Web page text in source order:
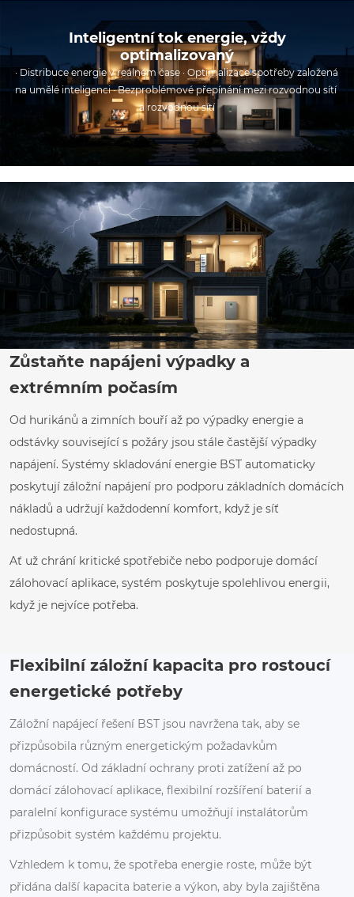
Inteligentní tok energie, vždy
optimalizovaný
· Distribuce energie v reálném čase · Optimalizace spotřeby založená
na umělé inteligenci · Bezproblémové přepínání mezi rozvodnou sítí
a rozvodnou sítí
Zůstaňte napájeni výpadky a
extrémním počasím
Od hurikánů a zimních bouří až po výpadky energie a
odstávky související s požáry jsou stále častější výpadky
napájení. Systémy skladování energie BST automaticky
poskytují záložní napájení pro podporu základních domácích
nákladů a udržují každodenní komfort, když je síť
nedostupná.
Ať už chrání kritické spotřebiče nebo podporuje domácí
zálohovací aplikace, systém poskytuje spolehlivou energii,
když je nejvíce potřeba.
Flexibilní záložní kapacita pro rostoucí
energetické potřeby
Záložní napájecí řešení BST jsou navržena tak, aby se
přizpůsobila různým energetickým požadavkům
domácností. Od základní ochrany proti zatížení až po
domácí zálohovací aplikace, flexibilní rozšíření baterií a
paralelní konfigurace systému umožňují instalátorům
přizpůsobit systém každému projektu.
Vzhledem k tomu, že spotřeba energie roste, může být
přidána další kapacita baterie a výkon, aby byla zajištěna